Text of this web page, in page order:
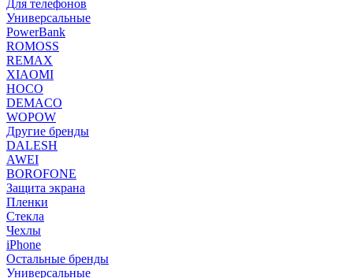
Для телефонов
Универсальные
PowerBank
ROMOSS
REMAX
XIAOMI
HOCO
DEMACO
WOPOW
Другие бренды
DALESH
AWEI
BOROFONE
Защита экрана
Пленки
Стекла
Чехлы
iPhone
Остальные бренды
Универсальные